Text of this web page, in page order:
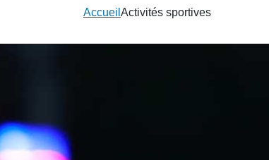
Accueil Activités sportives